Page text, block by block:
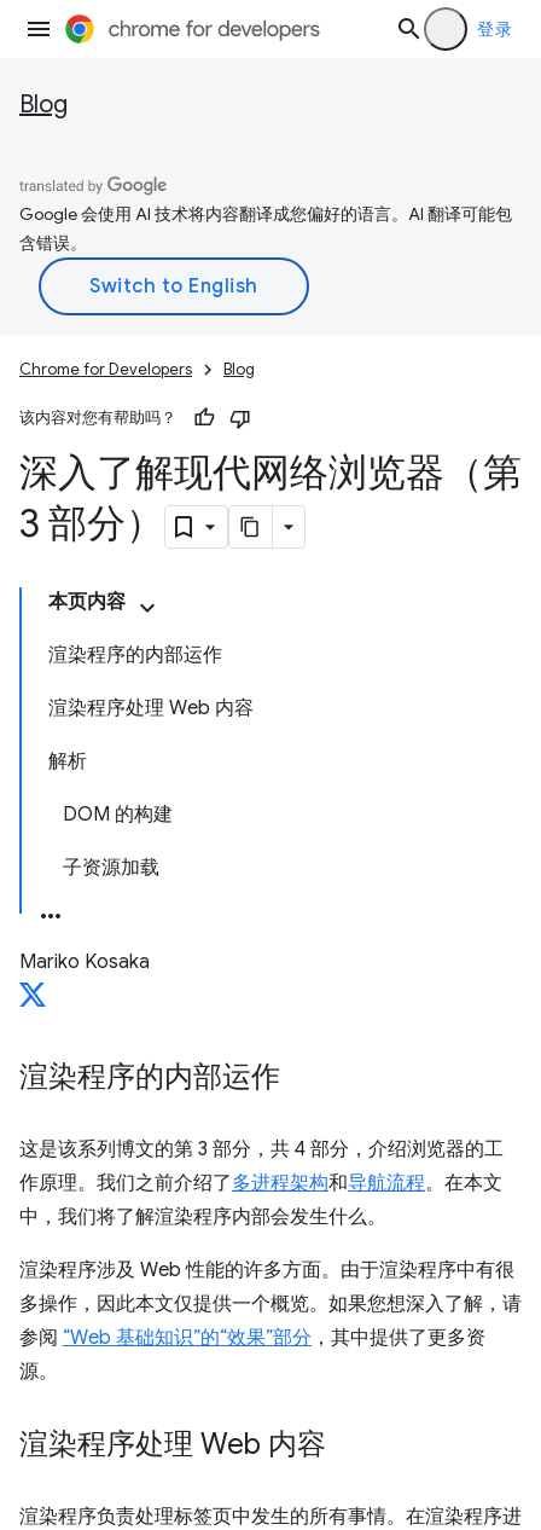
登录
Blog
Google 会使用 AI 技术将内容翻译成您偏好的语言。AI 翻译可能包
含错误。
Chrome for Developers Blog
该内容对您有帮助吗？
深入了解现代网络浏览器（第
3 部分）
本页内容
渲染程序的内部运作
渲染程序处理 Web 内容
解析
DOM 的构建
子资源加载
Mariko Kosaka
渲染程序的内部运作
这是该系列博文的第 3 部分，共 4 部分，介绍浏览器的工
作原理。我们之前介绍了多进程架构和导航流程。在本文
中，我们将了解渲染程序内部会发生什么。
渲染程序涉及 Web 性能的许多方面。由于渲染程序中有很
多操作，因此本文仅提供一个概览。如果您想深入了解，请
参阅 “Web 基础知识”的“效果”部分 ，其中提供了更多资
源。
渲染程序处理 Web 内容
渲染程序负责处理标签页中发生的所有事情。在渲染程序进